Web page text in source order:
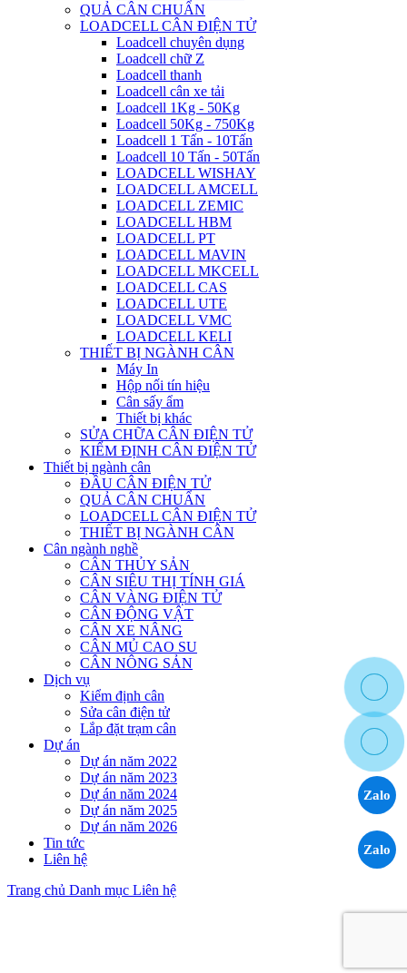
QUẢ CÂN CHUẨN
LOADCELL CÂN ĐIỆN TỬ
Loadcell chuyên dụng
Loadcell chữ Z
Loadcell thanh
Loadcell cân xe tải
Loadcell 1Kg - 50Kg
Loadcell 50Kg - 750Kg
Loadcell 1 Tấn - 10Tấn
Loadcell 10 Tấn - 50Tấn
LOADCELL WISHAY
LOADCELL AMCELL
LOADCELL ZEMIC
LOADCELL HBM
LOADCELL PT
LOADCELL MAVIN
LOADCELL MKCELL
LOADCELL CAS
LOADCELL UTE
LOADCELL VMC
LOADCELL KELI
THIẾT BỊ NGÀNH CÂN
Máy In
Hộp nối tín hiệu
Cân sấy ẩm
Thiết bị khác
SỬA CHỮA CÂN ĐIỆN TỬ
KIỂM ĐỊNH CÂN ĐIỆN TỬ
Thiết bị ngành cân
ĐẦU CÂN ĐIỆN TỬ
QUẢ CÂN CHUẨN
LOADCELL CÂN ĐIỆN TỬ
THIẾT BỊ NGÀNH CÂN
Cân ngành nghề
CÂN THỦY SẢN
CÂN SIÊU THỊ TÍNH GIÁ
CÂN VÀNG ĐIỆN TỬ
CÂN ĐỘNG VẬT
CÂN XE NÂNG
CÂN MỦ CAO SU
CÂN NÔNG SẢN
Dịch vụ
Kiểm định cân
Sửa cân điện tử
Lắp đặt trạm cân
Dự án
Dự án năm 2022
Dự án năm 2023
Dự án năm 2024
Dự án năm 2025
Dự án năm 2026
Tin tức
Liên hệ
Trang chủ Danh mục Liên hệ
Zalo
Zalo